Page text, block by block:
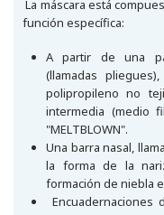
La máscara está
función específica:
A partir de una
(llamadas
polipropileno no
intermedia (medio
"MELTBLOWN".
Una barra nasal,
la forma de la
formación de niebla
Encuadernaciones